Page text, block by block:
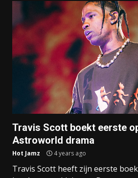
Travis Scott boekt eerste
Astroworld drama
Hot Jamz 4 years ago
Travis Scott heeft zijn eerste